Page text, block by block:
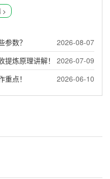
>
参数？
2026-08-07
炼原理讲解！
2026-07-09
点！
2026-06-10